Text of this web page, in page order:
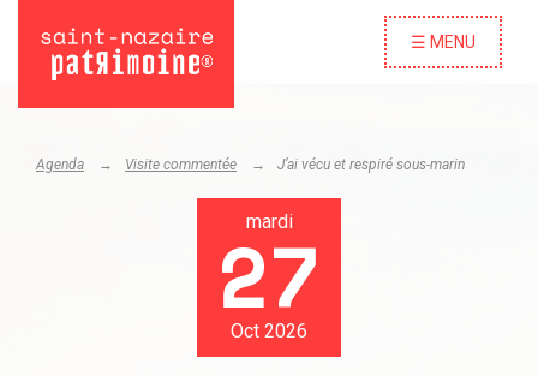
☰ MENU
Agenda Visite commentée J’ai vécu et respiré sous-marin
mardi
27
Oct 2026